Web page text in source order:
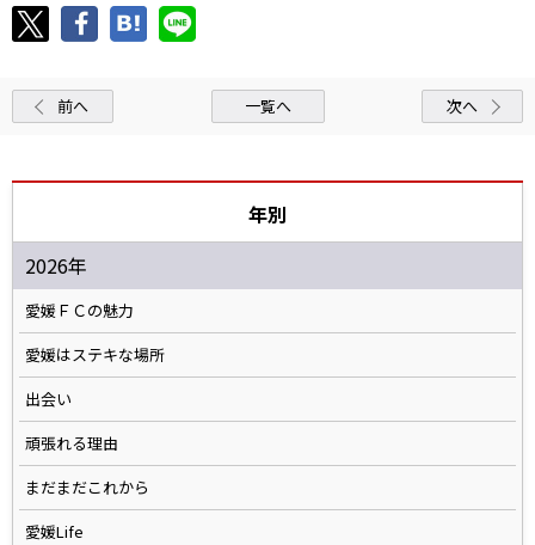
前へ 一覧へ 次へ
年別
2026年
愛媛ＦＣの魅力
愛媛はステキな場所
出会い
頑張れる理由
まだまだこれから
愛媛Life